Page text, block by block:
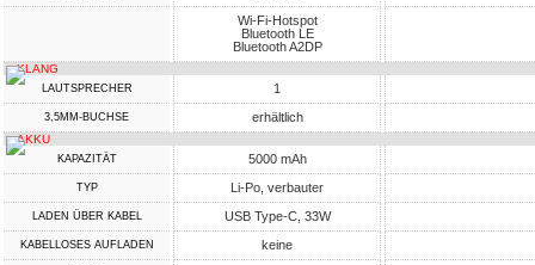
Wi-Fi-Hotspot
Bluetooth LE
Bluetooth A2DP
KLANG
LAUTSPRECHER 1
3,5MM-BUCHSE erhältlich
AKKU
KAPAZITÄT 5000 mAh
TYP Li-Po, verbauter
LADEN ÜBER KABEL USB Type-C, 33W
KABELLOSES AUFLADEN keine